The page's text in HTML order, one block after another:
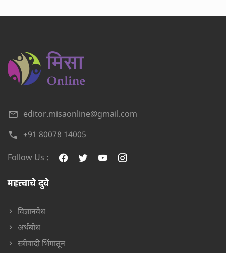
editor.misaonline@gmail.com
+91 80078 14005
Follow Us :
महत्त्वाचे दुवे
विज्ञानवेध
अर्थबोध
स्त्रीवादी भिंगातून